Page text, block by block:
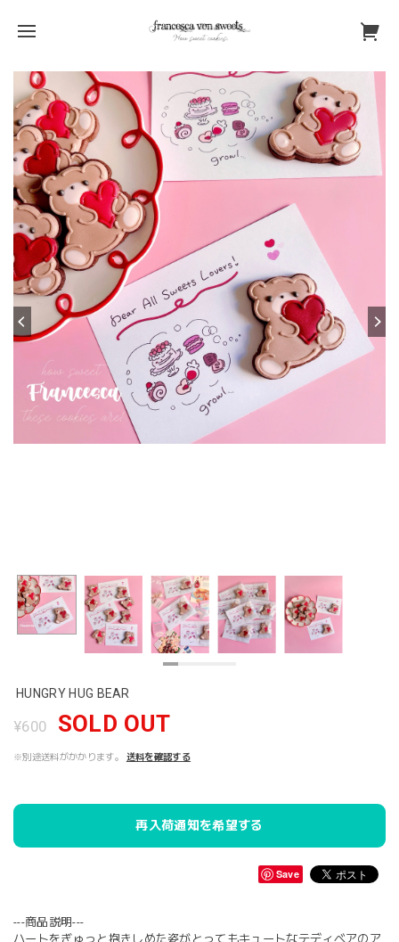
HUNGRY HUG BEAR
¥600 SOLD OUT
※別途送料がかかります。 送料を確認する
再入荷通知を希望する
Save
---商品説明---
ハートをぎゅっと抱きしめた姿がとってもキュートなテディベアのア